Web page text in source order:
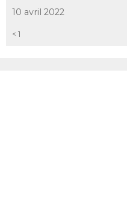
10 avril 2022
< 1